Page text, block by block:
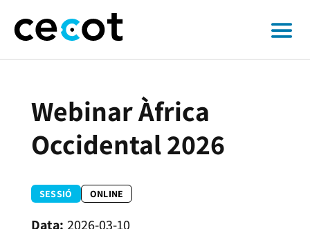
Webinar Àfrica
Occidental 2026
SESSIÓ ONLINE
2026-03-10